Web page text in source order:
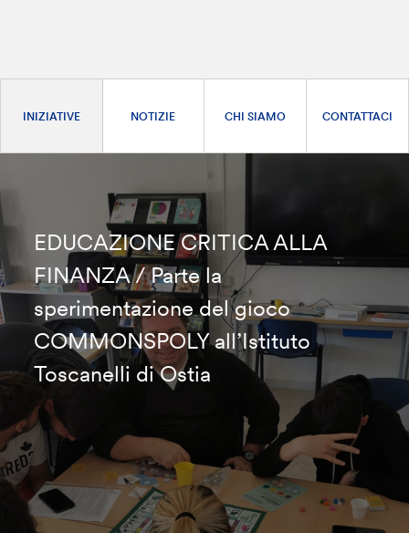
INIZIATIVE NOTIZIE CHI SIAMO CONTATTACI
EDUCAZIONE CRITICA ALLA
FINANZA / Parte la
sperimentazione del gioco
COMMONSPOLY all’Istituto
Toscanelli di Ostia